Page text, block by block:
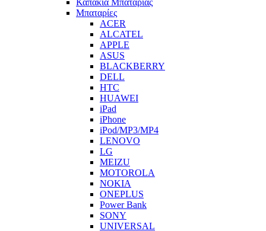
Μπαταρίες
ACER
ALCATEL
APPLE
ASUS
BLACKBERRY
DELL
HTC
HUAWEI
iPad
iPhone
iPod/MP3/MP4
LENOVO
LG
MEIZU
MOTOROLA
NOKIA
ONEPLUS
Power Bank
SONY
UNIVERSAL